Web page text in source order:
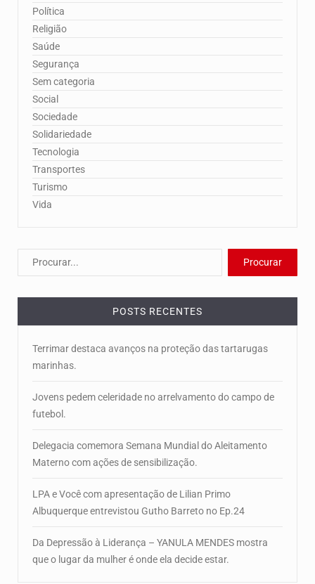
Política
Religião
Saúde
Segurança
Sem categoria
Social
Sociedade
Solidariedade
Tecnologia
Transportes
Turismo
Vida
POSTS RECENTES
Terrimar destaca avanços na proteção das tartarugas
marinhas.
Jovens pedem celeridade no arrelvamento do campo de
futebol.
Delegacia comemora Semana Mundial do Aleitamento
Materno com ações de sensibilização.
LPA e Você com apresentação de Lilian Primo
Albuquerque entrevistou Gutho Barreto no Ep.24
Da Depressão à Liderança – YANULA MENDES mostra
que o lugar da mulher é onde ela decide estar.